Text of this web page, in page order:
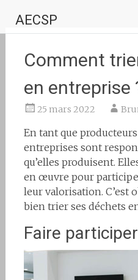
contenu
principal
AECSP
Comment
en entreprise
25 mars 2022
En tant que
entreprises sont
qu’elles produisent.
en œuvre pour
leur valorisation. C’est
bien trier ses déchets
Faire